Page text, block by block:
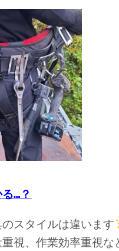
…？
スタイルは違います
視、作業効率重視な